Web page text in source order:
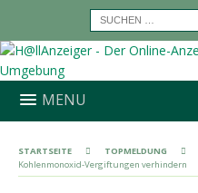
MENU
STARTSEITE TOPMELDUNG
Kohlenmonoxid-Vergiftungen verhindern